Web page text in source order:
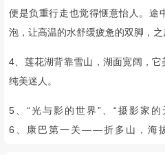
昼夜。
神奇的光线，无垠的草原，弯弯的
伏，藏寨散落其间。新都桥，以她